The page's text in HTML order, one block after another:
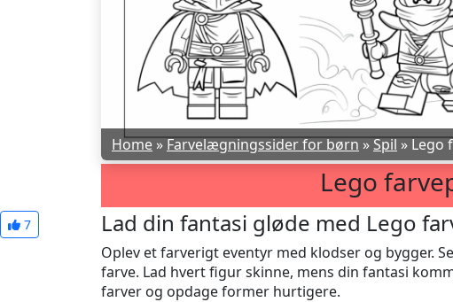
Home»Farvelægningssider for børn»Spil»Lego
Lego
7 Lad din fantasi gløde med Lego
Oplev et farverigt eventyr med klodser og bygger.
farve. Lad hvert figur skinne, mens din fantasi
farver og opdage former hurtigere.